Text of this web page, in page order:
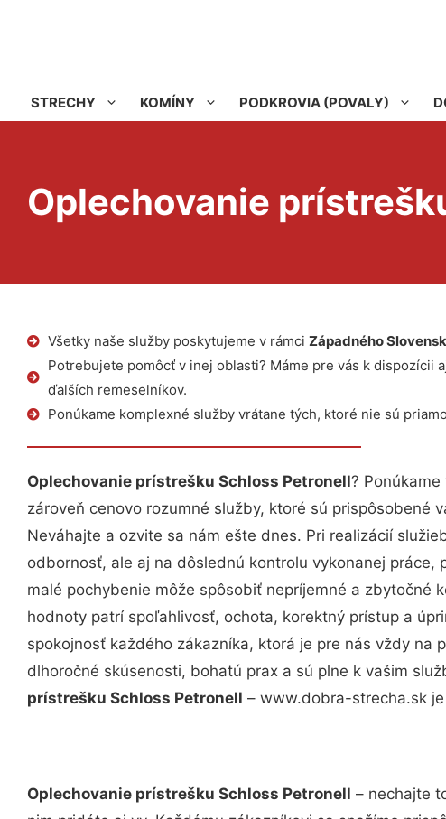
STRECHY KOMÍNY PODKROVIA (POVALY)
Oplechovanie
Všetky naše služby poskytujeme v rámci Západného
Potrebujete pomôcť v inej oblasti? Máme pre vás k dispozícii
ďalších remeselníkov.
Ponúkame komplexné služby vrátane tých, ktoré nie sú
Oplechovanie prístrešku Schloss Petronell?
zároveň cenovo rozumné služby, ktoré sú prispôsobené
Neváhajte a ozvite sa nám ešte dnes. Pri realizácií
odbornosť, ale aj na dôslednú kontrolu vykonanej práce,
malé pochybenie môže spôsobiť nepríjemné a zbytočné
hodnoty patrí spoľahlivosť, ochota, korektný prístup a
spokojnosť každého zákazníka, ktorá je pre nás vždy na
dlhoročné skúsenosti, bohatú prax a sú plne k vašim
prístrešku Schloss Petronell – www.dobra-strecha.sk
Oplechovanie prístrešku Schloss Petronell – nechajte